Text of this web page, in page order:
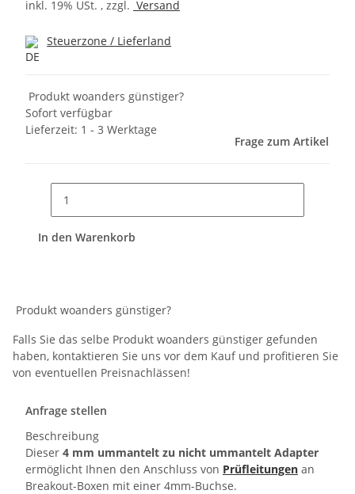
inkl. 19% USt. , zzgl. Versand
Steuerzone / Lieferland
Produkt woanders günstiger?
Sofort verfügbar
Lieferzeit: 1 - 3 Werktage
Frage zum Artikel
In den Warenkorb
Produkt woanders günstiger?
Falls Sie das selbe Produkt woanders günstiger gefunden
haben, kontaktieren Sie uns vor dem Kauf und profitieren Sie
von eventuellen Preisnachlässen!
Anfrage stellen
Beschreibung
Dieser 4 mm ummantelt zu nicht ummantelt Adapter
ermöglicht Ihnen den Anschluss von Prüfleitungen an
Breakout-Boxen mit einer 4mm-Buchse.